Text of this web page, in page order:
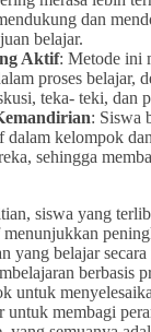
dan
belajar.
Aktif: Metode ini
proses belajar,
teka- teki, dan
: Siswa
dalam kelompok
sehingga
siswa yang
yang belajar
berbasis
untuk
untuk membagi